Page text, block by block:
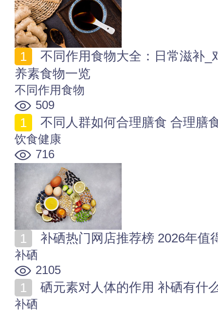
养素食物一览
不同作用食物
509
不同人群如何合理膳食 合理膳
饮食健康
716
补硒热门网店推荐榜 2026年值
补硒
2105
硒元素对人体的作用 补硒有什
补硒